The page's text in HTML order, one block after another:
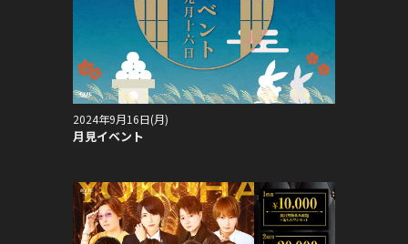
2024年9月16日(月)
月見イベント